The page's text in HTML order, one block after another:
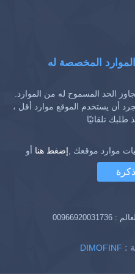
المخصصة له
الحد المسموح له من الموارد.
أن يستخدم الموقع موارد أقل ،
طلبك تلقائيًا
موارد موقعك ,إضغط هنا أو
:
00966920031736
DIMOFINF